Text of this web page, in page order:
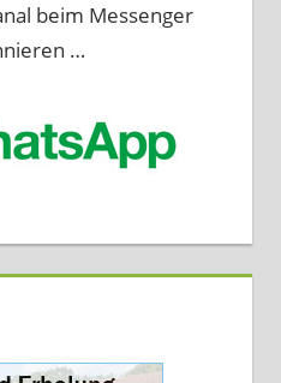
beim Messenger
…